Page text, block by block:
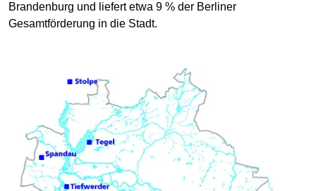
Brandenburg und liefert etwa 9 % der Berliner
Gesamtförderung in die Stadt.